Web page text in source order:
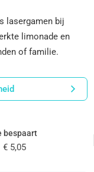
lasergamen bij
limonade en
of familie.
bespaart
€ 5,05